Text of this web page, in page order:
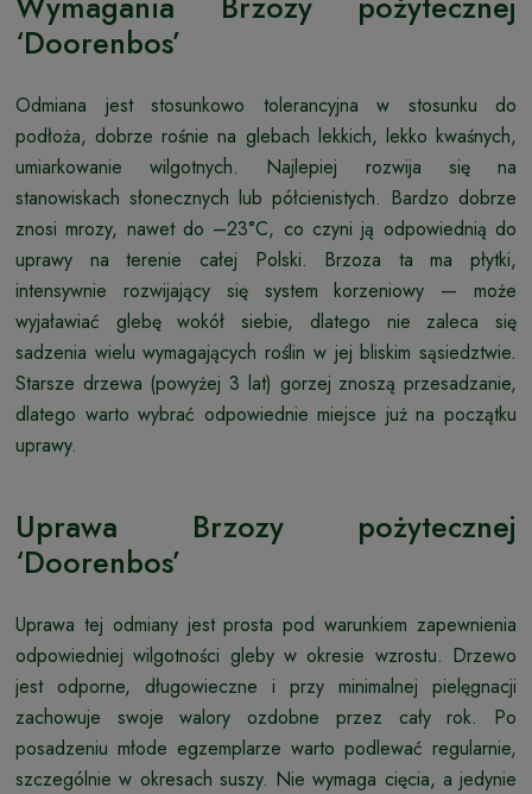
‘Doorenbos’
Odmiana jest stosunkowo tolerancyjna w stosunku do
podłoża, dobrze rośnie na glebach lekkich, lekko kwaśnych,
umiarkowanie wilgotnych. Najlepiej rozwija się na
stanowiskach słonecznych lub półcienistych. Bardzo dobrze
znosi mrozy, nawet do –23°C, co czyni ją odpowiednią do
uprawy na terenie całej Polski. Brzoza ta ma płytki,
intensywnie rozwijający się system korzeniowy — może
wyjaławiać glebę wokół siebie, dlatego nie zaleca się
sadzenia wielu wymagających roślin w jej bliskim sąsiedztwie.
Starsze drzewa (powyżej 3 lat) gorzej znoszą przesadzanie,
dlatego warto wybrać odpowiednie miejsce już na początku
uprawy.
Uprawa Brzozy pożytecznej
‘Doorenbos’
Uprawa tej odmiany jest prosta pod warunkiem zapewnienia
odpowiedniej wilgotności gleby w okresie wzrostu. Drzewo
jest odporne, długowieczne i przy minimalnej pielęgnacji
zachowuje swoje walory ozdobne przez cały rok. Po
posadzeniu młode egzemplarze warto podlewać regularnie,
szczególnie w okresach suszy. Nie wymaga cięcia, a jedynie